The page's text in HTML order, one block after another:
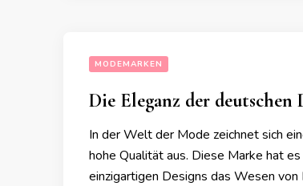
MODEMARKEN
Die Eleganz der
In der Welt der Mode zeichnet sich
hohe Qualität aus. Diese Marke hat
einzigartigen Designs das Wesen